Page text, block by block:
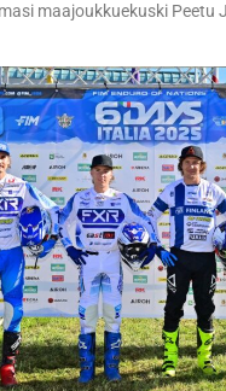
maajoukkuekuski Peetu